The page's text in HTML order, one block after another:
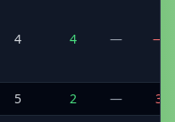
4 4 — —
5 2 —
3